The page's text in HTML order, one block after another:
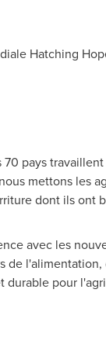
Hatching
pays
mettons les
dont ils ont
avec les
durable pour